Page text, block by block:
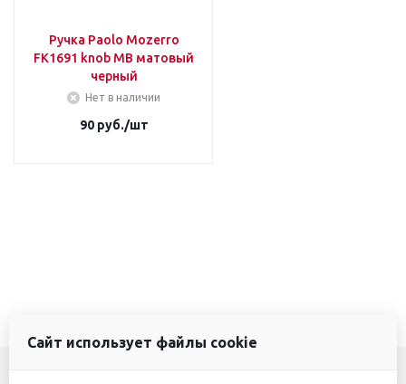
Ручка Paolo Mozerro
FK1691 knob МВ матовый
черный
Нет в наличии
90руб./шт
Сайт использует файлы cookie